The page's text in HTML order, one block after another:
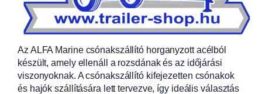
Az ALFA Marine csónakszállító horganyzott acélból
készült, amely ellenáll a rozsdának és az időjárási
viszonyoknak. A csónakszállító kifejezetten csónakok
és hajók szállítására lett tervezve, így ideális választás